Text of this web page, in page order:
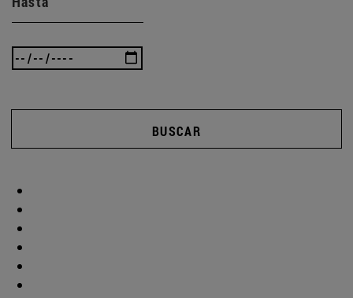
BUSCAR